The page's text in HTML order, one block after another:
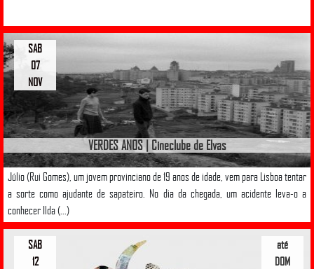
VERDES ANOS | Cineclube de Elvas
Júlio (Rui Gomes), um jovem provinciano de 19 anos de idade, vem para Lisboa tentar
a sorte como ajudante de sapateiro. No dia da chegada, um acidente leva-o a
conhecer Ilda (...)
SAB
07
NOV
até
DOM
SAB
12